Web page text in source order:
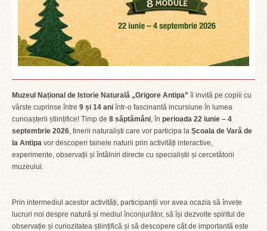
Muzeul Național de Istorie Naturală „Grigore Antipa” îi invită pe copiii cu
vârste cuprinse între 9 și 14 ani într-o fascinantă incursiune în lumea
cunoașterii științifice! Timp de 8 săptămâni, în perioada 22 iunie – 4
septembrie 2026, tinerii naturaliști care vor participa la Școala de Vară de
la Antipa vor descoperi tainele naturii prin activități interactive,
experimente, observații și întâlniri directe cu specialiștii și cercetătorii
muzeului.
Prin intermediul acestor activități, participanții vor avea ocazia să învețe
lucruri noi despre natură și mediul înconjurător, să își dezvolte spiritul de
observație și curiozitatea științifică și să descopere cât de importantă este